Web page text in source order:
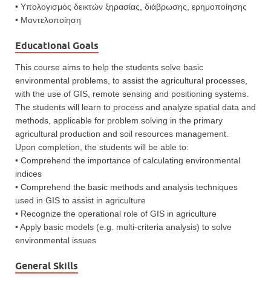
• Υπολογισμός δεικτών ξηρασίας, διάβρωσης, ερημοποίησης
• Μοντελοποίηση
Educational Goals
This course aims to help the students solve basic
environmental problems, to assist the agricultural processes,
with the use of GIS, remote sensing and positioning systems.
The students will learn to process and analyze spatial data and
methods, applicable for problem solving in the primary
agricultural production and soil resources management.
Upon completion, the students will be able to:
• Comprehend the importance of calculating environmental
indices
• Comprehend the basic methods and analysis techniques
used in GIS to assist in agriculture
• Recognize the operational role of GIS in agriculture
• Apply basic models (e.g. multi-criteria analysis) to solve
environmental issues
General Skills